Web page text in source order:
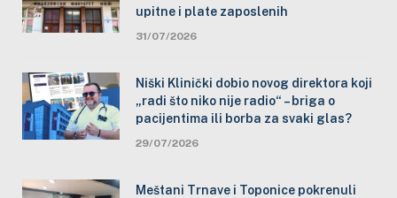
upitne i plate zaposlenih
31/07/2026
Niški Klinički dobio novog direktora koji
„radi što niko nije radio“ – briga o
pacijentima ili borba za svaki glas?
29/07/2026
Meštani Trnave i Toponice pokrenuli